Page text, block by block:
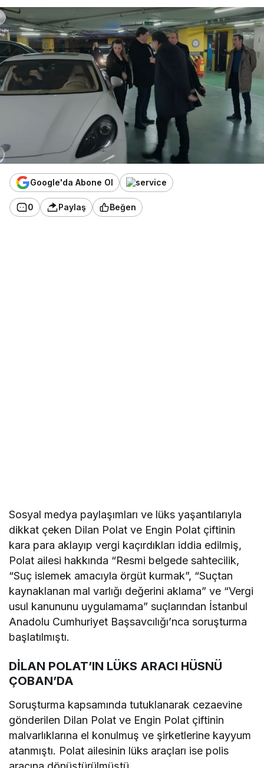
Google'da Abone Ol
0 Paylaş Beğen
Sosyal medya paylaşımları ve lüks yaşantılarıyla
dikkat çeken Dilan Polat ve Engin Polat çiftinin
kara para aklayıp vergi kaçırdıkları iddia edilmiş,
Polat ailesi hakkında “Resmi belgede sahtecilik,
“Suç islemek amacıyla örgüt kurmak”, “Suçtan
kaynaklanan mal varlığı değerini aklama” ve “Vergi
usul kanununu uygulamama” suçlarından İstanbul
Anadolu Cumhuriyet Başsavcılığı’nca soruşturma
başlatılmıştı.
DİLAN POLAT’IN LÜKS ARACI HÜSNÜ
ÇOBAN’DA
Soruşturma kapsamında tutuklanarak cezaevine
gönderilen Dilan Polat ve Engin Polat çiftinin
malvarlıklarına el konulmuş ve şirketlerine kayyum
atanmıştı. Polat ailesinin lüks araçları ise polis